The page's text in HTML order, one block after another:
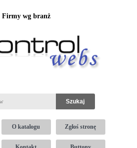
Firmy wg branż
O katalogu Zgłoś stronę